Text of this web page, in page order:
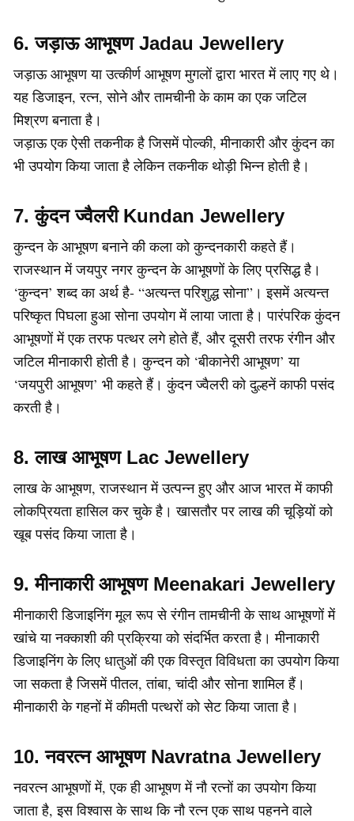
6. जड़ाऊ आभूषण Jadau Jewellery
जड़ाऊ आभूषण या उत्कीर्ण आभूषण मुगलों द्वारा भारत में लाए गए थे।
यह डिजाइन, रत्न, सोने और तामचीनी के काम का एक जटिल
मिश्रण बनाता है।
जड़ाऊ एक ऐसी तकनीक है जिसमें पोल्की, मीनाकारी और कुंदन का
भी उपयोग किया जाता है लेकिन तकनीक थोड़ी भिन्न होती है।
7. कुंदन ज्वैलरी Kundan Jewellery
कुन्दन के आभूषण बनाने की कला को कुन्दनकारी कहते हैं।
राजस्थान में जयपुर नगर कुन्दन के आभूषणों के लिए प्रसिद्ध है।
‘कुन्दन’ शब्द का अर्थ है- “अत्यन्त परिशुद्ध सोना”। इसमें अत्यन्त
परिष्कृत पिघला हुआ सोना उपयोग में लाया जाता है। पारंपरिक कुंदन
आभूषणों में एक तरफ पत्थर लगे होते हैं, और दूसरी तरफ रंगीन और
जटिल मीनाकारी होती है। कुन्दन को ‘बीकानेरी आभूषण’ या
‘जयपुरी आभूषण’ भी कहते हैं। कुंदन ज्वैलरी को दुल्हनें काफी पसंद
करती है।
8. लाख आभूषण Lac Jewellery
लाख के आभूषण, राजस्थान में उत्पन्न हुए और आज भारत में काफी
लोकप्रियता हासिल कर चुके है। खासतौर पर लाख की चूड़ियों को
खूब पसंद किया जाता है।
9. मीनाकारी आभूषण Meenakari Jewellery
मीनाकारी डिजाइनिंग मूल रूप से रंगीन तामचीनी के साथ आभूषणों में
खांचे या नक्काशी की प्रक्रिया को संदर्भित करता है। मीनाकारी
डिजाइनिंग के लिए धातुओं की एक विस्तृत विविधता का उपयोग किया
जा सकता है जिसमें पीतल, तांबा, चांदी और सोना शामिल हैं।
मीनाकारी के गहनों में कीमती पत्थरों को सेट किया जाता है।
10. नवरत्न आभूषण Navratna Jewellery
नवरत्न आभूषणों में, एक ही आभूषण में नौ रत्नों का उपयोग किया
जाता है, इस विश्वास के साथ कि नौ रत्न एक साथ पहनने वाले